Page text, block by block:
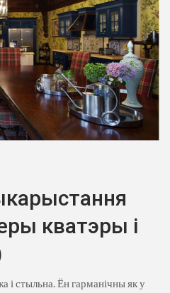
кватэры і
і стыльна. Ён гарманічны як у